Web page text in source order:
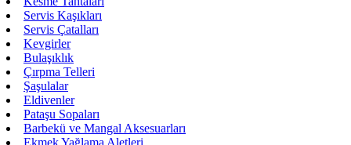
Servis Kaşıkları
Servis Çatalları
Kevgirler
Bulaşıklık
Çırpma Telleri
Şaşulalar
Eldivenler
Pataşu Sopaları
Barbekü ve Mangal Aksesuarları